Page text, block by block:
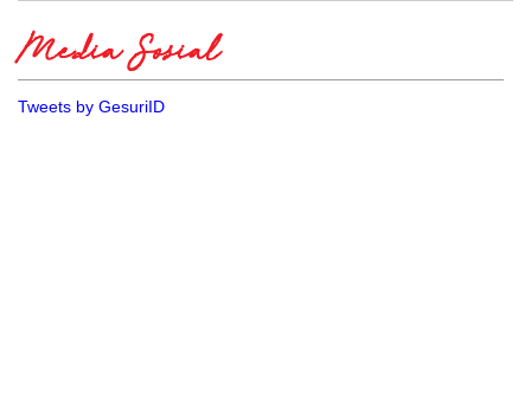
Media Sosial
Tweets by GesuriID